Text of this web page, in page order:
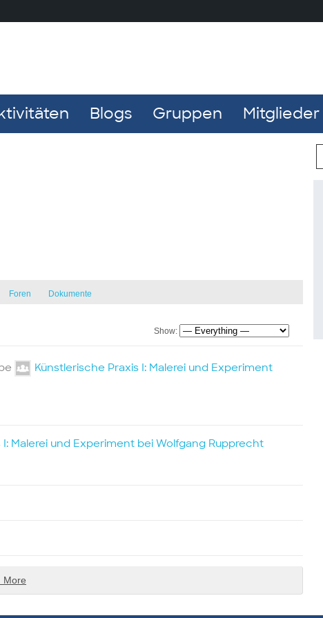
Blogs Gruppen Mitglieder
Foren Dokumente
Show:
Künstlerische Praxis I: Malerei und Experiment
I: Malerei und Experiment bei Wolfgang Rupprecht
More